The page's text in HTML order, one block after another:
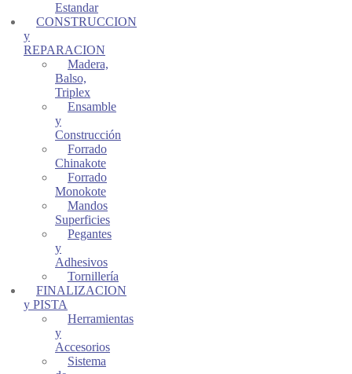
Estandar
CONSTRUCCION
y
REPARACION
Madera,
Balso,
Triplex
Ensamble
y
Construcción
Forrado
Chinakote
Forrado
Monokote
Mandos
Superficies
Pegantes
y
Adhesivos
Tornillería
FINALIZACION
y PISTA
Herramientas
y
Accesorios
Sistema